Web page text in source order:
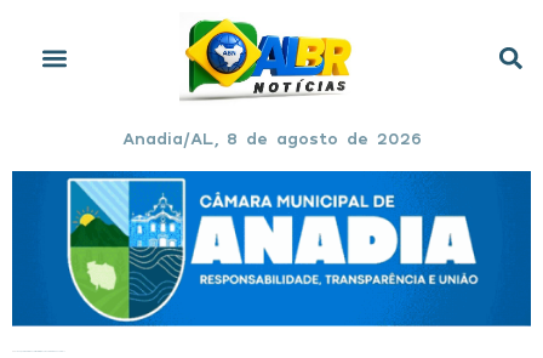
Anadia/AL, 8 de agosto de 2026